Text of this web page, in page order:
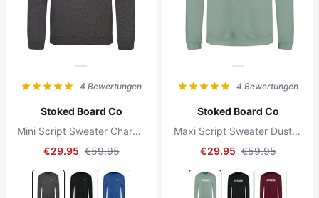
4 Bewertungen
Stoked Board Co
Mini Script Sweater Charcoal Heather
€29.95 €59.95
4 Bewertungen
Stoked Board Co
Maxi Script Sweater Dusty Green
€29.95 €59.95